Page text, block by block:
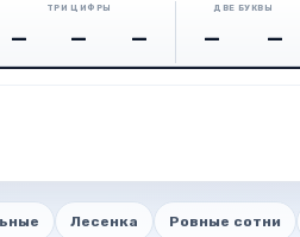
ТРИ ЦИФРЫ ДВЕ БУКВЫ
Лесенка Ровные сотни